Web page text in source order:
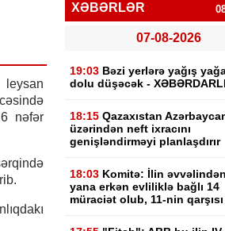
nəfər
XƏBƏRLƏR
07-08-2026
19:03 Bəzi yerlərə yağış
dolu düşəcək -
18:15 Qazaxıstan
üzərindən neft ixracını
genişləndirməyi planlaşdırır
18:03 Komitə: İlin
yana erkən evliliklə bağlı 14
müraciət olub, 11-nin qarşısı